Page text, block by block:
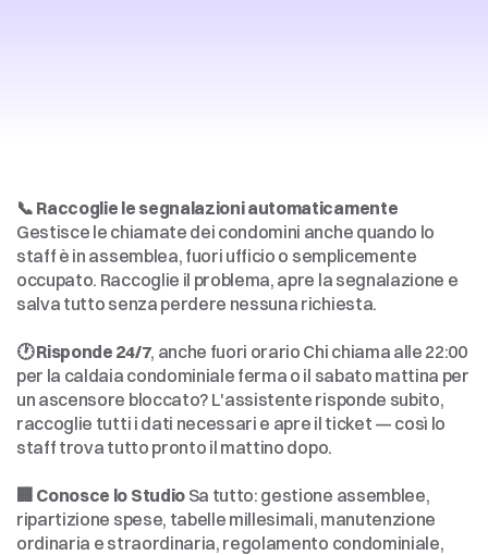
📞 Raccoglie le segnalazioni automaticamente
Gestisce le chiamate dei condomini anche quando lo
staff è in assemblea, fuori ufficio o semplicemente
occupato. Raccoglie il problema, apre la segnalazione e
salva tutto senza perdere nessuna richiesta.
🕐 Risponde 24/7, anche fuori orario Chi chiama alle 22:00
per la caldaia condominiale ferma o il sabato mattina per
un ascensore bloccato? L'assistente risponde subito,
raccoglie tutti i dati necessari e apre il ticket — così lo
staff trova tutto pronto il mattino dopo.
🏢 Conosce lo Studio Sa tutto: gestione assemblee,
ripartizione spese, tabelle millesimali, manutenzione
ordinaria e straordinaria, regolamento condominiale,